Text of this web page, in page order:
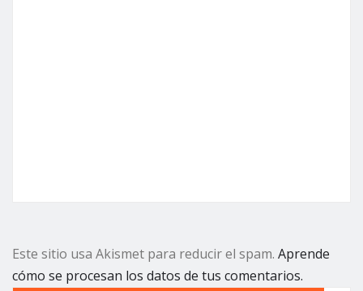
Este sitio usa Akismet para reducir el spam. Aprende
cómo se procesan los datos de tus comentarios.